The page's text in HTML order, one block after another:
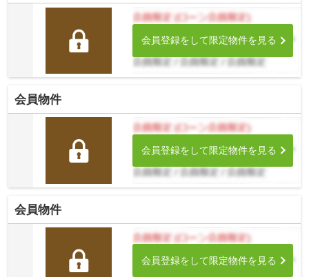
会員登録をして限定物件を見る
会員物件
会員登録をして限定物件を見る
会員物件
会員登録をして限定物件を見る